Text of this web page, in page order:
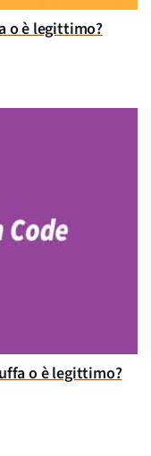
o è legittimo?
o è legittimo?